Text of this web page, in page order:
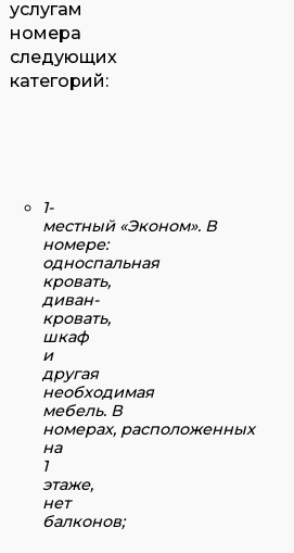
услугам
номера
следующих
категорий:
1-
местный «Эконом».В
номере:
односпальная
кровать,
диван-
кровать,
шкаф
и
другая
необходимая
мебель. В
номерах, расположенных
на
1
этаже,
нет
балконов;